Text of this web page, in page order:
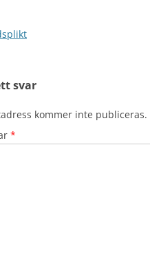
svar
kommer inte publiceras.
*